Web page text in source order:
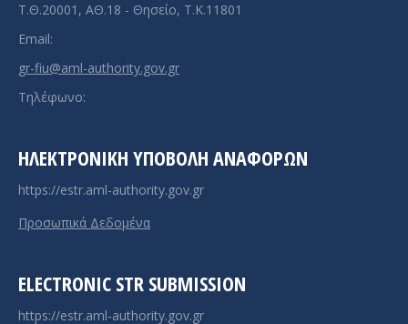
Τ.Θ.20001, ΑΘ.18 - Θησείο, Τ.Κ.11801
Email:
gr-fiu@aml-authority.gov.gr
Τηλέφωνο:
ΗΛΕΚΤΡΟΝΙΚΉ ΥΠΟΒΟΛΉ ΑΝΑΦΟΡΏΝ
https://estr.aml-authority.gov.gr
Προσωπικά Δεδομένα
ELECTRONIC STR SUBMISSION
https://estr.aml-authority.gov.gr